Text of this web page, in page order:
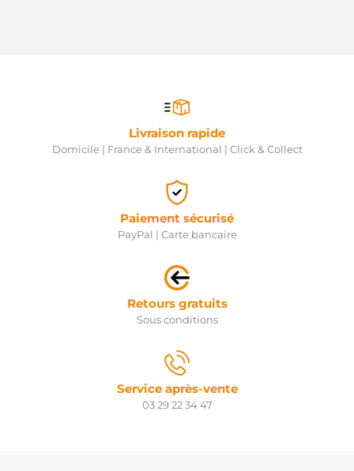
Livraison rapide
Domicile | France & International | Click & Collect
Paiement sécurisé
PayPal | Carte bancaire
Retours gratuits
Sous conditions
Service après-vente
03 29 22 34 47